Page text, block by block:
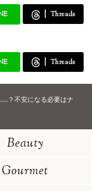
Threads
Threads
？不安になる必要はナ
Beauty
Gourmet